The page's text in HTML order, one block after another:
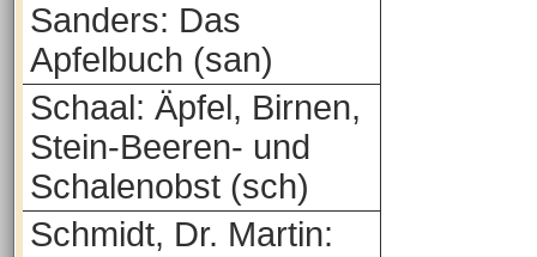
Sanders: Das
Apfelbuch (san)
Schaal: Äpfel, Birnen,
Stein-Beeren- und
Schalenobst (sch)
Schmidt, Dr. Martin: